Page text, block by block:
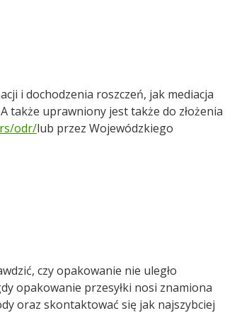
i dochodzenia roszczeń, jak mediacja
także uprawniony jest także do złożenia
odr/lub przez Wojewódzkiego
czy opakowanie nie uległo
opakowanie przesyłki nosi znamiona
oraz skontaktować się jak najszybciej